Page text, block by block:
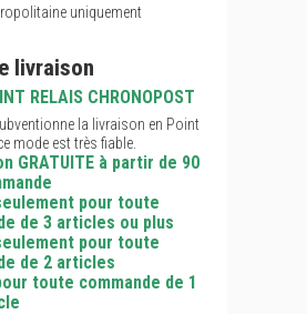
uniquement
livraison
RELAIS CHRONOPOST
la livraison en Point
mode est très fiable.
GRATUITE à partir de 90
pour toute
de 3 articles ou plus
pour toute
de 2 articles
toute commande de 1